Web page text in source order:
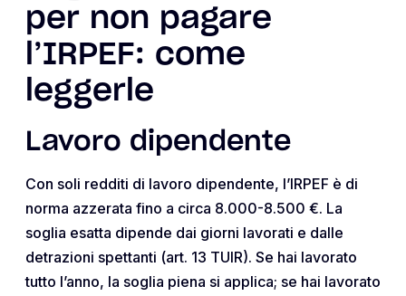
per non pagare
l’IRPEF: come
leggerle
Lavoro dipendente
Con soli redditi di lavoro dipendente, l’IRPEF è di
norma azzerata fino a circa 8.000-8.500 €. La
soglia esatta dipende dai giorni lavorati e dalle
detrazioni spettanti (art. 13 TUIR). Se hai lavorato
tutto l’anno, la soglia piena si applica; se hai lavorato